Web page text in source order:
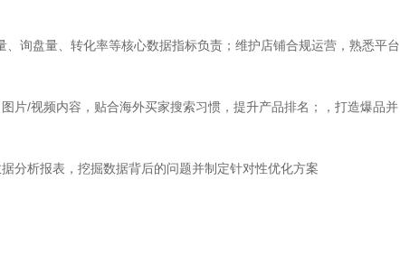
询盘量、转化率等核心数据指标负责；维护店铺合规运营，熟悉平台
片/视频内容，贴合海外买家搜索习惯，提升产品排名；，打造爆品并
分析报表，挖掘数据背后的问题并制定针对性优化方案